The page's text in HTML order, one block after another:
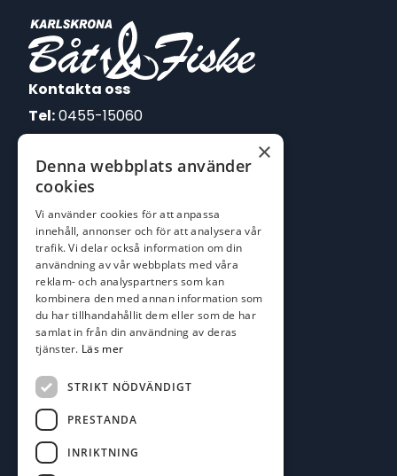
Kontakta oss
Tel:0455-15060
E-post:
johan@batofiske.se
kim@batofiske.se
Adress
Karlskrona Båt & Fiske AB
Lallerstedts gata 4
371 54 Karlskrona
Följ oss
Facebook
×
Denna webbplats använder
cookies
Vi använder cookies för att anpassa
innehåll, annonser och för att analysera vår
trafik. Vi delar också information om din
användning av vår webbplats med våra
reklam- och analyspartners som kan
kombinera den med annan information som
du har tillhandahållit dem eller som de har
samlat in från din användning av deras
tjänster. Läs mer
STRIKT NÖDVÄNDIGT
PRESTANDA
INRIKTNING